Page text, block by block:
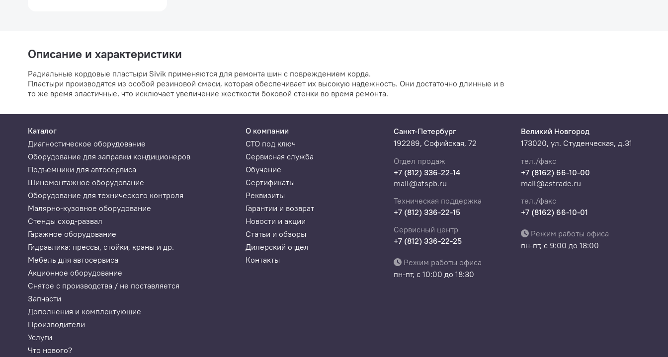
Описание и характеристики
Радиальные кордовые пластыри Sivik применяются для ремонта шин с повреждением корда.
Пластыри производятся из особой резиновой смеси, которая обеспечивает их высокую надежность. Они достаточно длинные и в
то же время эластичные, что исключает увеличение жесткости боковой стенки во время ремонта.
Каталог
Диагностическое оборудование
Оборудование для заправки кондиционеров
Подъемники для автосервиса
Шиномонтажное оборудование
Оборудование для технического контроля
Малярно-кузовное оборудование
Стенды сход-развал
Гаражное оборудование
Гидравлика: прессы, стойки, краны и др.
Мебель для автосервиса
Акционное оборудование
Снятое с производства / не поставляется
Запчасти
Дополнения и комплектующие
Производители
Услуги
Что нового?
О компании
СТО под ключ
Сервисная служба
Обучение
Сертификаты
Реквизиты
Гарантии и возврат
Новости и акции
Статьи и обзоры
Дилерский отдел
Контакты
Санкт-Петербург
192289, Софийская, 72
Отдел продаж
+7 (812) 336-22-14
mail@atspb.ru
Техническая поддержка
+7 (812) 336-22-15
Сервисный центр
+7 (812) 336-22-25
Режим работы офиса
пн-пт, с 10:00 до 18:30
Великий Новгород
173020, ул. Студенческая, д.31
тел./факс
+7 (8162) 66-10-00
mail@astrade.ru
тел./факс
+7 (8162) 66-10-01
Режим работы офиса
пн-пт, с 9:00 до 18:00